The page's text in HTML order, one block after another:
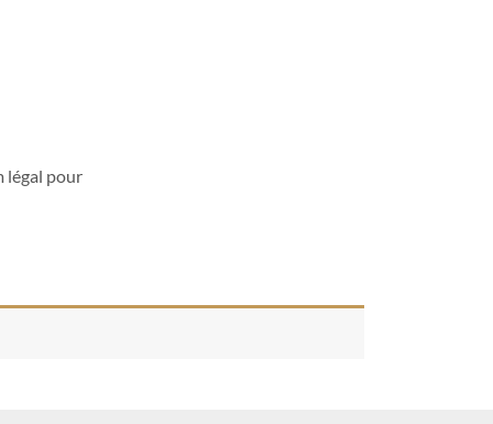
légal pour